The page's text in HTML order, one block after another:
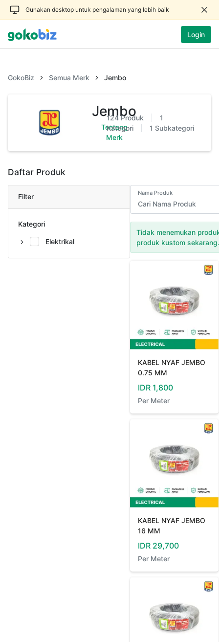
Gunakan desktop untuk pengalaman yang lebih baik
Login
GokoBiz Semua Merk Jembo
Jembo
Tentang
Merk
124 Produk
1
Kategori
1 Subkategori
Daftar Produk
Filter
Kategori
Elektrikal
Nama Produk
Tidak menemukan
produk kustom sekarang.
KABEL NYAF JEMBO
0.75 MM
IDR 1,800
Per Meter
KABEL NYAF JEMBO
16 MM
IDR 29,700
Per Meter